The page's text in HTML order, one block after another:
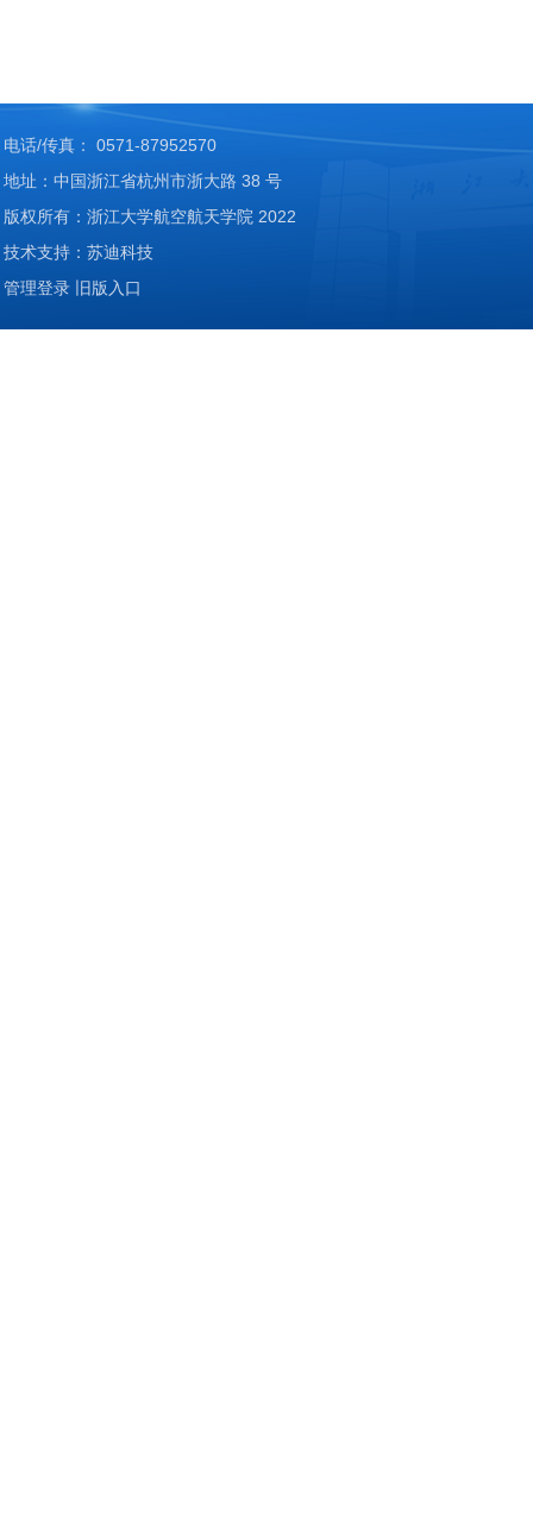
电话/传真： 0571-87952570
地址：中国浙江省杭州市浙大路 38 号
版权所有：浙江大学航空航天学院 2022
技术支持：苏迪科技
管理登录 旧版入口